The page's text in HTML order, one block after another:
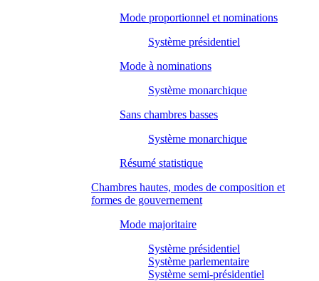
Mode proportionnel et nominations
Système présidentiel
Mode à nominations
Système monarchique
Sans chambres basses
Système monarchique
Résumé statistique
Chambres hautes, modes de composition et
formes de gouvernement
Mode majoritaire
Système présidentiel
Système parlementaire
Système semi-présidentiel